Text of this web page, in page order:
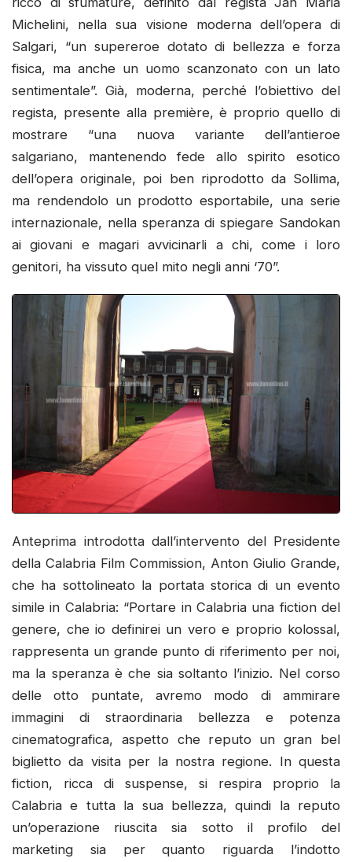
Michelini, nella sua visione moderna dell’opera di
Salgari, “un supereroe dotato di bellezza e forza
fisica, ma anche un uomo scanzonato con un lato
sentimentale”. Già, moderna, perché l’obiettivo del
regista, presente alla première, è proprio quello di
mostrare “una nuova variante dell’antieroe
salgariano, mantenendo fede allo spirito esotico
dell’opera originale, poi ben riprodotto da Sollima,
ma rendendolo un prodotto esportabile, una serie
internazionale, nella speranza di spiegare Sandokan
ai giovani e magari avvicinarli a chi, come i loro
genitori, ha vissuto quel mito negli anni ‘70”.
Anteprima introdotta dall’intervento del Presidente
della Calabria Film Commission, Anton Giulio Grande,
che ha sottolineato la portata storica di un evento
simile in Calabria: “Portare in Calabria una fiction del
genere, che io definirei un vero e proprio kolossal,
rappresenta un grande punto di riferimento per noi,
ma la speranza è che sia soltanto l’inizio. Nel corso
delle otto puntate, avremo modo di ammirare
immagini di straordinaria bellezza e potenza
cinematografica, aspetto che reputo un gran bel
biglietto da visita per la nostra regione. In questa
fiction, ricca di suspense, si respira proprio la
Calabria e tutta la sua bellezza, quindi la reputo
un’operazione riuscita sia sotto il profilo del
marketing sia per quanto riguarda l’indotto